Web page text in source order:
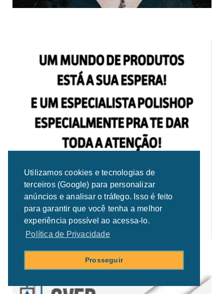
Utilizamos cookies e tecnologias de
terceiros (Google) para personalizar
anúncios e analisar o tráfego. Isso é feito
para garantir que você tenha a melhor
experiência possível ao acessa-lo.
Política de Privacidade
Prosseguir